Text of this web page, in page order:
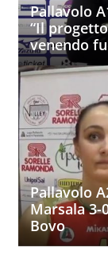
Pallavolo
“Il
venendo
Pallavolo
Marsala 3-
Bovo